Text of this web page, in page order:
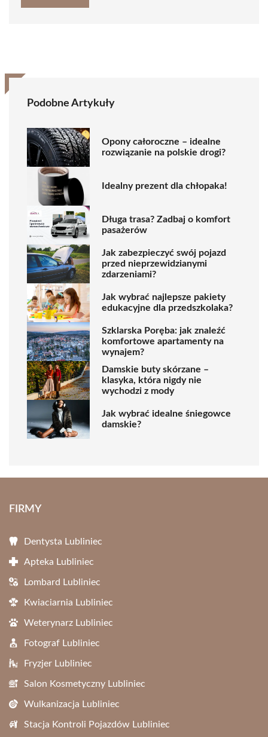
Podobne Artykuły
Opony całoroczne – idealne
rozwiązanie na polskie drogi?
Idealny prezent dla chłopaka!
Długa trasa? Zadbaj o komfort
pasażerów
Jak zabezpieczyć swój pojazd
przed nieprzewidzianymi
zdarzeniami?
Jak wybrać najlepsze pakiety
edukacyjne dla przedszkolaka?
Szklarska Poręba: jak znaleźć
komfortowe apartamenty na
wynajem?
Damskie buty skórzane –
klasyka, która nigdy nie
wychodzi z mody
Jak wybrać idealne śniegowce
damskie?
FIRMY
Dentysta Lubliniec
Apteka Lubliniec
Lombard Lubliniec
Kwiaciarnia Lubliniec
Weterynarz Lubliniec
Fotograf Lubliniec
Fryzjer Lubliniec
Salon Kosmetyczny Lubliniec
Wulkanizacja Lubliniec
Stacja Kontroli Pojazdów Lubliniec